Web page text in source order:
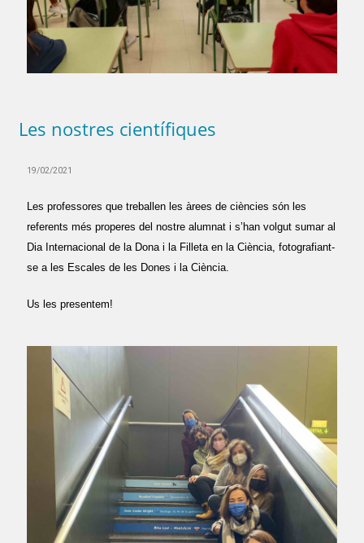
Les nostres científiques
19/02/2021
Les professores que treballen les àrees de ciències són les
referents més properes del nostre alumnat i s’han volgut sumar al
Dia Internacional de la Dona i la Filleta en la Ciència, fotografiant-
se a les Escales de les Dones i la Ciència.
Us les presentem!